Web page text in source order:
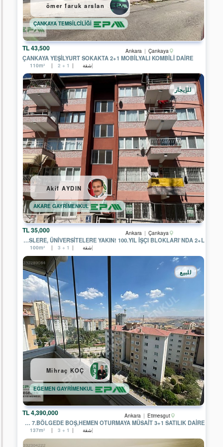
EPA
DİNAMİK
GAYRİMENKUL
EPA
PRESTİJ
2
GAYRİMENKUL
EPA
FİLO
GAYRİMENKUL
EPA
YATIRIM
GAYRİMENKUL
EPA
KENT
GAYRİMENKUL
EPA
STEP
IN
GAYRİMENKUL
EPA
YE-
KA
GAYRİMENKUL
EPA
PASTEL
GAYRİMENKUL
EPA
RÜZGAR
GAYRİMENKUL
EPA
YATIRIM
PARK
GAYRİMENKUL
EPA
GAYRİMENKUL
EPA
KOÇYİĞİT
GAYRİMENKUL
EPA
İPEKYOL
43,500 TL Ankara Çankaya
ÇANKAYA YEŞİLYURT SOKAKTA 2+1 MOBİLYALI KOMBİLİ DAİRE
شقة 110m² 2 + 1
ömer faruk arslan
35,000 TL Ankara Çankaya
KAMPÜSLERE, ÜNİVERSİTELERE YAKIN! 100.YIL İŞÇI BLOKLARI`NDA 2+L
للإيجار
شقة 100m² 3 + 1
AKARE GAYRİMENKUL
Akif AYDIN
4,390,000 TL Ankara Etimesgut
YAPRACIK 7.BÖLGEDE BOŞ,HEMEN OTURMAYA MÜSAİT 3+1 SATILIK DAİRE
للبيع
شقة 137m² 3 + 1
Mihraç KOÇ